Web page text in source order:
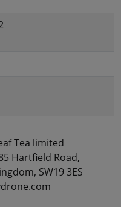
Tea limited
Hartfield Road,
SW19 3ES